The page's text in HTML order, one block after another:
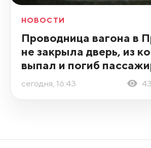
НОВОСТИ
Проводница вагона в
не закрыла дверь, из
выпал и погиб
сегодня, 16:43